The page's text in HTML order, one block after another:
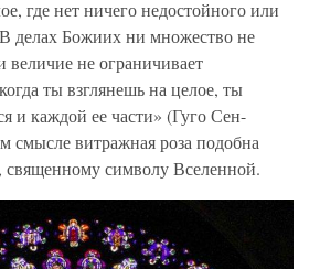
где нет ничего недостойного или
делах Божиих ни множество не
величие не ограничивает
ты взглянешь на целое, ты
и каждой ее части» (Гуго Сен-
смысле витражная роза подобна
священному символу Вселенной.